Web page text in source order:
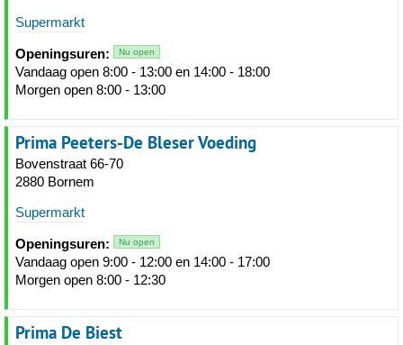
Supermarkt
Openingsuren: Nu open
Vandaag open 8:00 - 13:00 en 14:00 - 18:00
Morgen open 8:00 - 13:00
Prima Peeters-De Bleser Voeding
Bovenstraat 66-70
2880 Bornem
Supermarkt
Openingsuren: Nu open
Vandaag open 9:00 - 12:00 en 14:00 - 17:00
Morgen open 8:00 - 12:30
Prima De Biest